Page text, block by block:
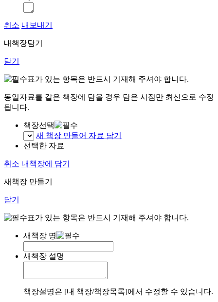
취소 내보내기
내책장담기
닫기
표가 있는 항목은 반드시 기재해 주셔야 합니다.
동일자료를 같은 책장에 담을 경우 담은 시점만 최신으로 수정
됩니다.
책장선택
새 책장 만들어 자료 담기
선택한 자료
취소 내책장에 담기
새책장 만들기
닫기
표가 있는 항목은 반드시 기재해 주셔야 합니다.
새책장 명
새책장 설명
책장설명은 [내 책장/책장목록]에서 수정할 수 있습니다.